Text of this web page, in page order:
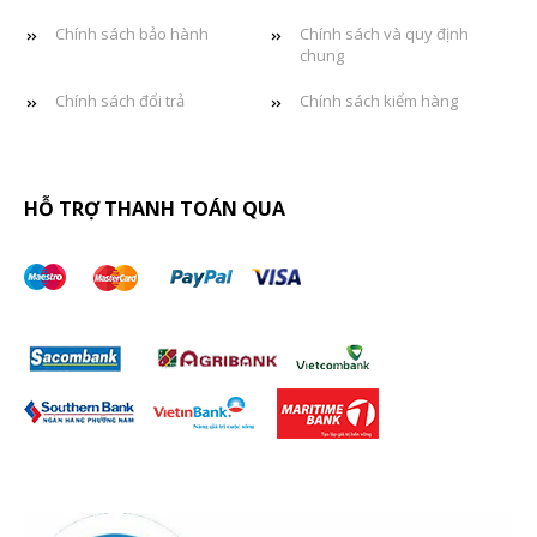
Chính sách bảo hành
Chính sách và quy định
chung
Chính sách đổi trả Chính sách kiểm hàng
HỖ TRỢ THANH TOÁN QUA